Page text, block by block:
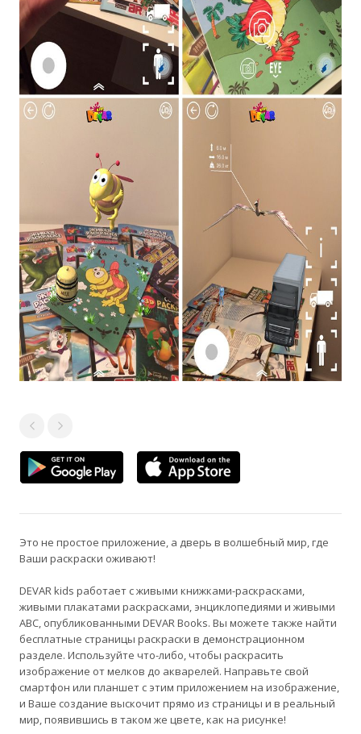
Это не простое приложение, а дверь в волшебный мир, где
Ваши раскраски оживают!
DEVAR kids работает с живыми книжками-раскрасками,
живыми плакатами раскрасками, энциклопедиями и живыми
ABC, опубликованными DEVAR Books. Вы можете также найти
бесплатные страницы раскраски в демонстрационном
разделе. Используйте что-либо, чтобы раскрасить
изображение от мелков до акварелей. Направьте свой
смартфон или планшет с этим приложением на изображение,
и Ваше создание выскочит прямо из страницы и в реальный
мир, появившись в таком же цвете, как на рисунке!